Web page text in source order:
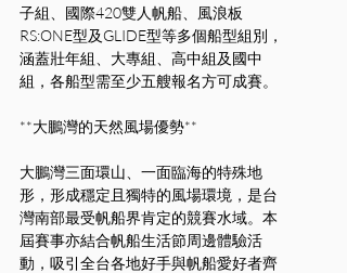
子組、國際420雙人帆船、風浪板
RS:ONE型及GLIDE型等多個船型組別，
涵蓋壯年組、大專組、高中組及國中
組，各船型需至少五艘報名方可成賽。
**大鵬灣的天然風場優勢**
大鵬灣三面環山、一面臨海的特殊地
形，形成穩定且獨特的風場環境，是台
灣南部最受帆船界肯定的競賽水域。本
屆賽事亦結合帆船生活節周邊體驗活
動，吸引全台各地好手與帆船愛好者齊